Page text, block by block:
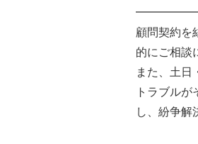
顧問契約を
的にご相談
また、土日
トラブル
し、紛争解